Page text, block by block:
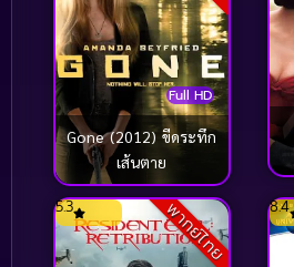
Full HD
Gone (2012) ขีดระทึก
เส้นตาย
พากย์ไทย
5.3 8.4